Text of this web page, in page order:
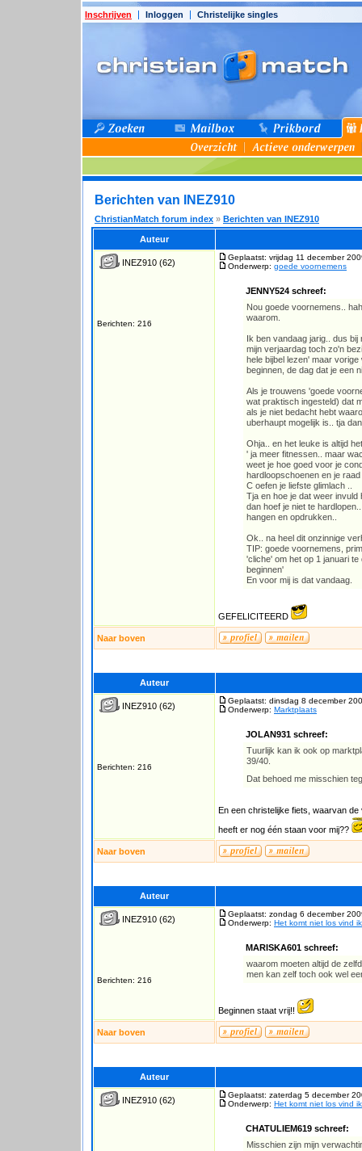
Inschrijven Inloggen Christelijke singles
Berichten van INEZ910
ChristianMatch forum index » Berichten van INEZ910
Auteur
INEZ910 (62)
Berichten: 216
Geplaatst: vrijdag 11 december
Onderwerp: goede voornemens
JENNY524 schreef:
Nou goede voornemens..
waarom.
Ik ben vandaag jarig.. dus
mijn verjaardag toch zo'n
hele bijbel lezen' maar
beginnen, de dag dat je een
Als je trouwens 'goede
wat praktisch ingesteld) dat
als je niet bedacht hebt
uberhaupt mogelijk is.. tja
Ohja.. en het leuke is altijd
' ja meer fitnessen.. maar
weet je hoe goed voor je
hardloopschoenen en je
C oefen je liefste glimlach ..
Tja en hoe je dat weer
dan hoef je niet te
hangen en opdrukken..
Ok.. na heel dit onzinnige
TIP: goede voornemens,
'cliche' om het op 1 januari
beginnen'
En voor mij is dat vandaag.
GEFELICITEERD
Naar boven
Auteur
INEZ910 (62)
Berichten: 216
Geplaatst: dinsdag 8 december
Onderwerp: Marktplaats
JOLAN931 schreef:
Tuurlijk kan ik ook op
39/40.
Dat behoed me misschien
En een christelijke fiets, waarvan
heeft er nog één staan voor mij??
Naar boven
Auteur
INEZ910 (62)
Berichten: 216
Geplaatst: zondag 6 december
Onderwerp: Het komt niet los vind
MARISKA601 schreef:
waarom moeten altijd de
men kan zelf toch ook wel
Beginnen staat vrij!!
Naar boven
Auteur
INEZ910 (62)
Geplaatst: zaterdag 5 december
Onderwerp: Het komt niet los vind
CHATULIEM619 schreef:
Misschien zijn mijn